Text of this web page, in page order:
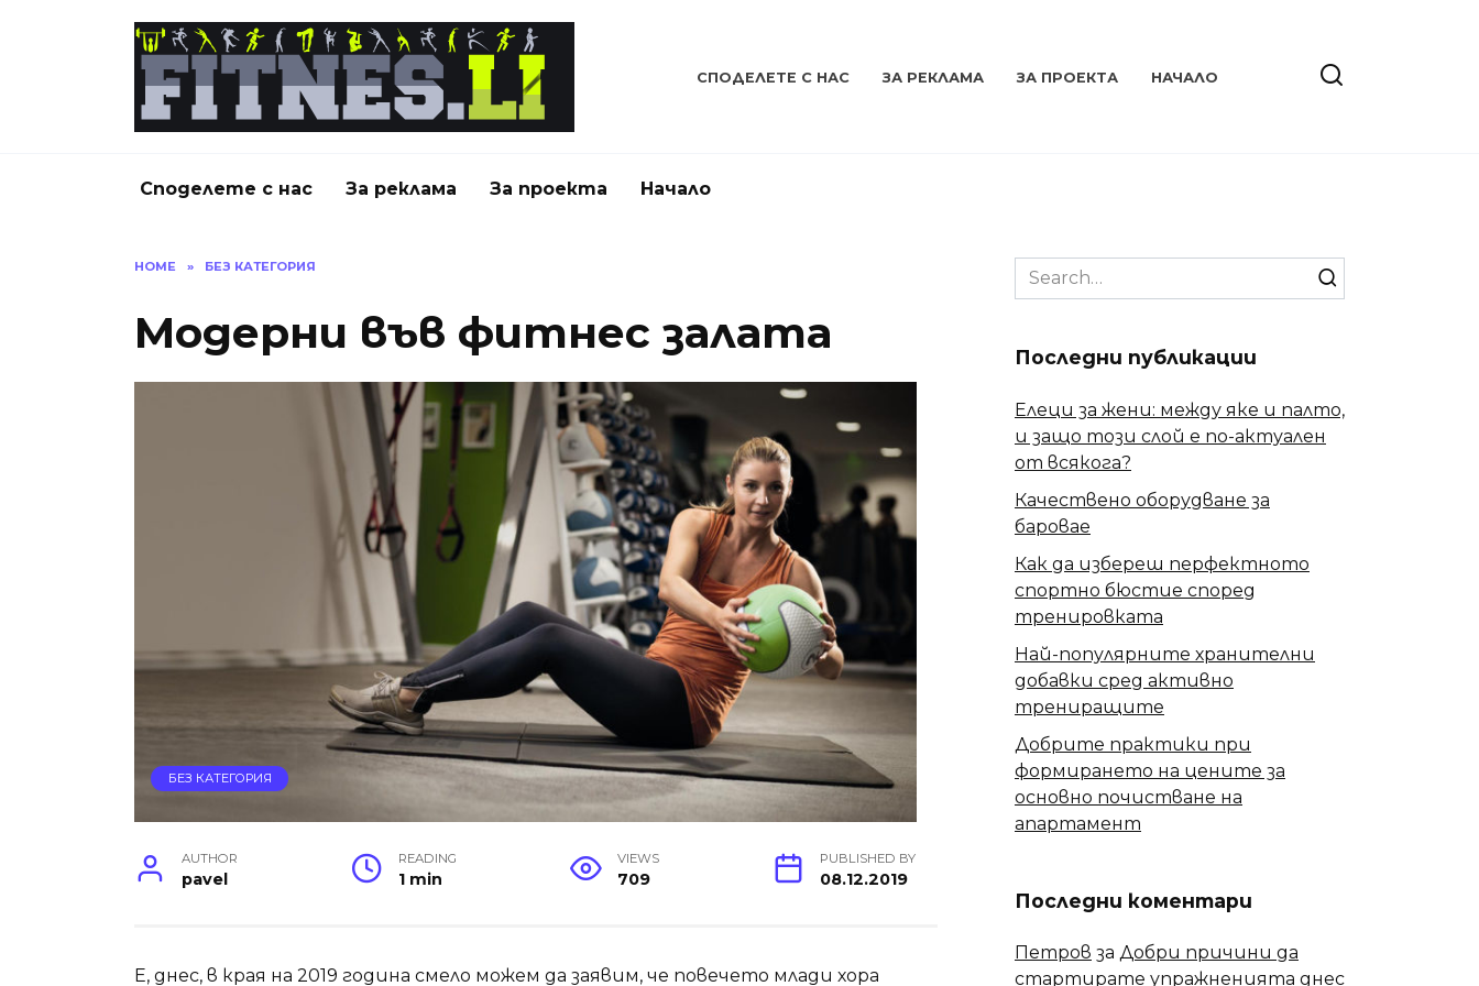
СПОДЕЛЕТЕ С НАС ЗА РЕКЛАМА ЗА ПРОЕКТА НАЧАЛО
Споделете с нас За реклама За проекта Начало
HOME » БЕЗ КАТЕГОРИЯ
Модерни във фитнес залата
БЕЗ КАТЕГОРИЯ
AUTHOR
pavel
READING
1 min
VIEWS
709
PUBLISHED BY
08.12.2019
Е, днес, в края на 2019 година смело можем да заявим, че повечето млади хора
Search
for:
Последни публикации
Елеци за жени: между яке и палто,
и защо този слой е по-актуален
от всякога?
Качествено оборудване за
баровае
Как да избереш перфектното
спортно бюстие според
тренировката
Най-популярните хранителни
добавки сред активно
трениращите
Добрите практики при
формирането на цените за
основно почистване на
апартамент
Последни коментари
Петров за Добри причини да
стартирате упражненията днес